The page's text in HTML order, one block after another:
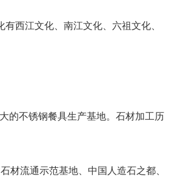
西江文化、南江文化、六祖文化、
的不锈钢餐具生产基地。石材加工历
材流通示范基地、中国人造石之都、